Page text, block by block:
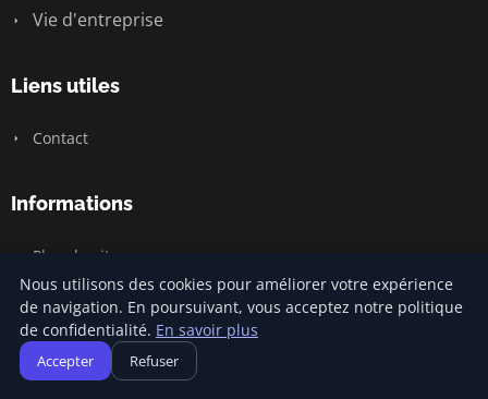
Vie d'entreprise
Liens utiles
Contact
Informations
Plan du site
© 2026 Jamm Saintlouis. Tous droits réservés.
Nous utilisons des cookies pour améliorer votre expérience
de navigation. En poursuivant, vous acceptez notre politique
de confidentialité. En savoir plus
Accepter Refuser